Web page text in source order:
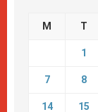
M T
1
7 8
14 15